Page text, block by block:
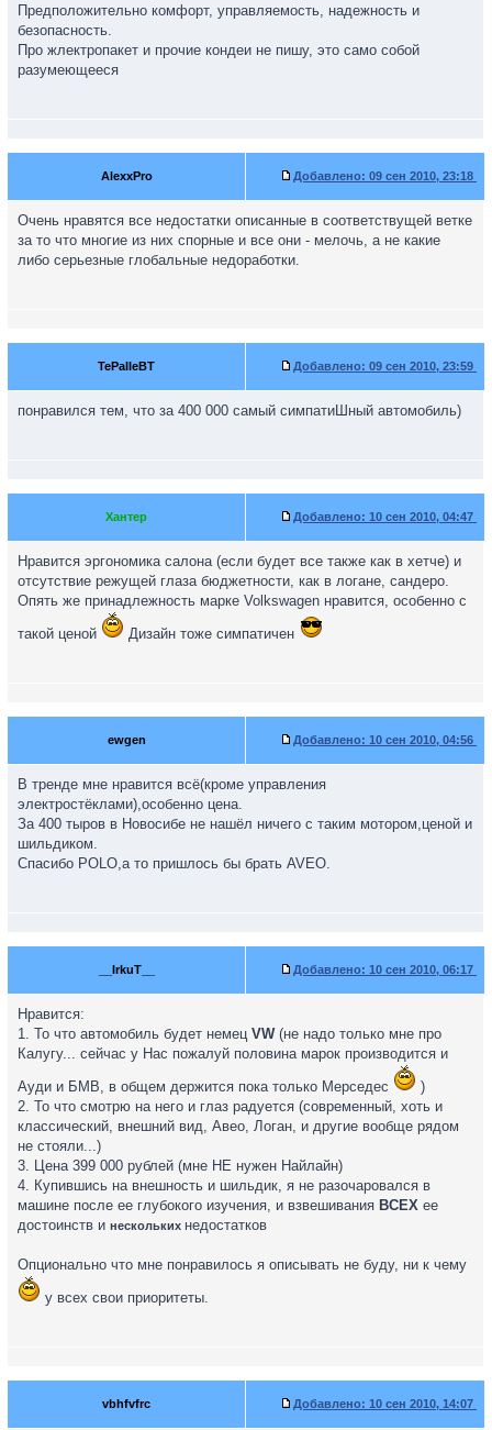
Предположительно комфорт, управляемость, надежность и
безопасность.
Про жлектропакет и прочие кондеи не пишу, это само собой
разумеющееся
AlexxPro Добавлено: 09 сен 2010, 23:18
Очень нравятся все недостатки описанные в соответствущей ветке
за то что многие из них спорные и все они - мелочь, а не какие
либо серьезные глобальные недоработки.
TePaIIeBT Добавлено: 09 сен 2010, 23:59
понравился тем, что за 400 000 самый симпатиШный автомобиль)
Хантер Добавлено: 10 сен 2010, 04:47
Нравится эргономика салона (если будет все также как в хетче) и
отсутствие режущей глаза бюджетности, как в логане, сандеро.
Опять же принадлежность марке Volkswagen нравится, особенно с
такой ценой
Дизайн тоже симпатичен
ewgen Добавлено: 10 сен 2010, 04:56
В тренде мне нравится всё(кроме управления
электростёклами),особенно цена.
За 400 тыров в Новосибе не нашёл ничего с таким мотором,ценой и
шильдиком.
Спасибо POLO,а то пришлось бы брать AVEO.
__IrkuT__ Добавлено: 10 сен 2010, 06:17
Нравится:
1. То что автомобиль будет немец VW (не надо только мне про
Калугу... сейчас у Нас пожалуй половина марок производится и
Ауди и БМВ, в общем держится пока только Мерседес
)
2. То что смотрю на него и глаз радуется (современный, хоть и
классический, внешний вид, Авео, Логан, и другие вообще рядом
не стояли...)
3. Цена 399 000 рублей (мне НЕ нужен Найлайн)
4. Купившись на внешность и шильдик, я не разочаровался в
машине после ее глубокого изучения, и взвешивания ВСЕХ ее
достоинств и нескольких недостатков
Опционально что мне понравилось я описывать не буду, ни к чему
у всех свои приоритеты.
vbhfvfrc Добавлено: 10 сен 2010, 14:07